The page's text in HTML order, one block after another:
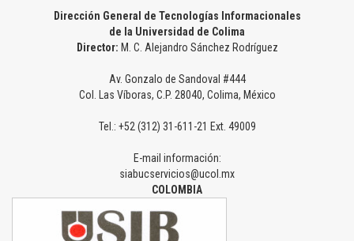
Dirección General de Tecnologías Informacionales
de la Universidad de Colima
Director: M. C. Alejandro Sánchez Rodríguez
Av. Gonzalo de Sandoval #444
Col. Las Víboras, C.P. 28040, Colima, México
Tel.: +52 (312) 31-611-21 Ext. 49009
E-mail información:
siabucservicios@ucol.mx
COLOMBIA